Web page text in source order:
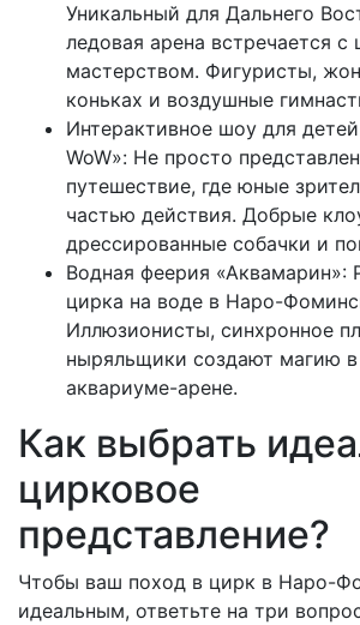
Уникальный для Дальнего
ледовая арена встречается
мастерством. Фигуристы,
коньках и воздушные
Интерактивное шоу для
WoW»: Не просто
путешествие, где юные
частью действия. Добрые
дрессированные собачки и
Водная феерия «Аквамарин»:
цирка на воде в Наро-
Иллюзионисты, синхронное
ныряльщики создают магию
аквариуме-арене.
Как выбрать
цирковое
представление?
Чтобы ваш поход в цирк в Наро-
идеальным, ответьте на три